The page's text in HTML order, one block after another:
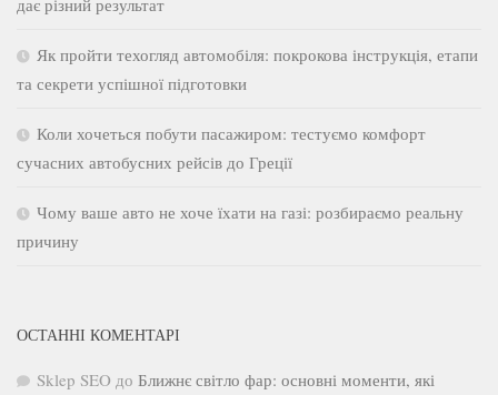
Як пройти техогляд автомобіля: покрокова інструкція, етапи
та секрети успішної підготовки
Коли хочеться побути пасажиром: тестуємо комфорт
сучасних автобусних рейсів до Греції
Чому ваше авто не хоче їхати на газі: розбираємо реальну
причину
ОСТАННІ КОМЕНТАРІ
Sklep SEO до Ближнє світло фар: основні моменти, які